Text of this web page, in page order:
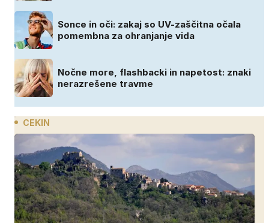
Sonce in oči: zakaj so UV-zaščitna očala
pomembna za ohranjanje vida
Nočne more, flashbacki in napetost: znaki
nerazrešene travme
CEKIN